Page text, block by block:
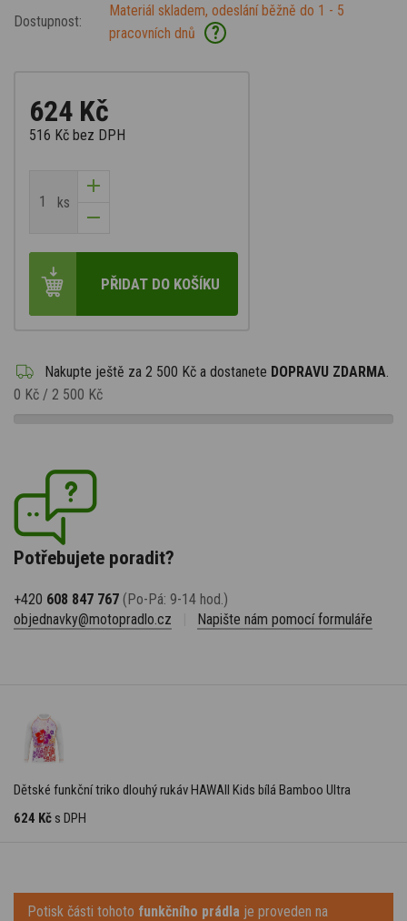
Dostupnost:
Materiál skladem, odeslání běžně do 1 - 5
pracovních dnů
?
624 Kč
516 Kč bez DPH
ks
PŘIDAT DO KOŠÍKU
Nakupte ještě za 2 500 Kč a dostanete DOPRAVU ZDARMA
0 Kč / 2 500 Kč
Potřebujete poradit?
+420 608 847 767 (Po-Pá: 9-14 hod.)
objednavky@motopradlo.cz
Napište nám pomocí formuláře
Dětské funkční triko dlouhý rukáv HAWAII Kids bílá Bamboo Ultra
624 Kč s DPH
Potisk části tohoto funkčního prádla je proveden na